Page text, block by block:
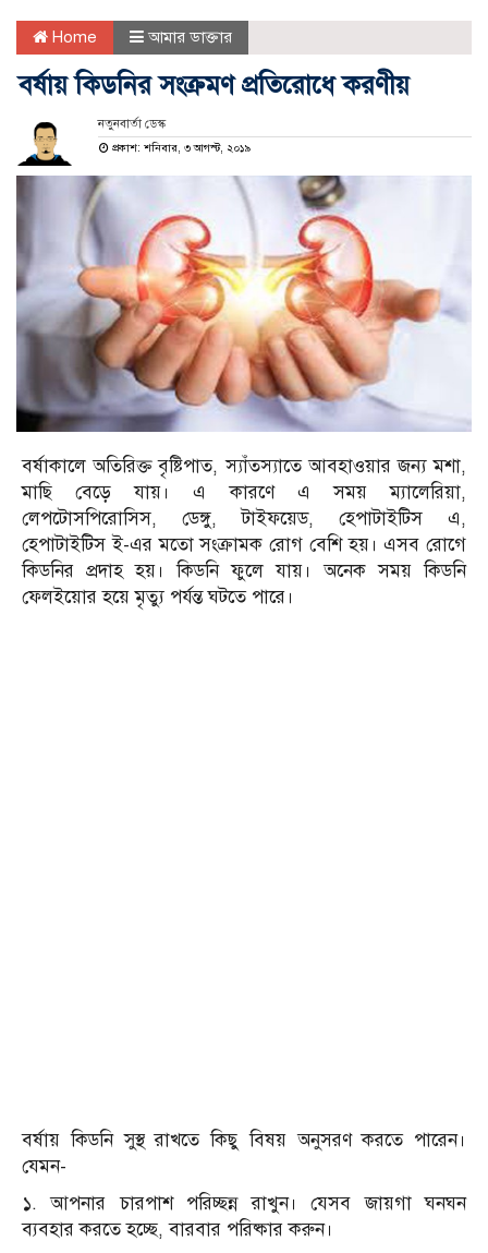
Home আমার ডাক্তার
বর্ষায় কিডনির সংক্রমণ প্রতিরোধে করণীয়
নতুনবার্তা ডেস্ক
প্রকাশ: শনিবার, ৩ আগস্ট, ২০১৯
বর্ষাকালে অতিরিক্ত বৃষ্টিপাত, স্যাঁতস্যাতে আবহাওয়ার জন্য মশা,
মাছি বেড়ে যায়। এ কারণে এ সময় ম্যালেরিয়া,
লেপটোসপিরোসিস, ডেঙ্গু, টাইফয়েড, হেপাটাইটিস এ,
হেপাটাইটিস ই-এর মতো সংক্রামক রোগ বেশি হয়। এসব রোগে
কিডনির প্রদাহ হয়। কিডনি ফুলে যায়। অনেক সময় কিডনি
ফেলইয়োর হয়ে মৃত্যু পর্যন্ত ঘটতে পারে।
বর্ষায় কিডনি সুস্থ রাখতে কিছু বিষয় অনুসরণ করতে পারেন।
যেমন-
১. আপনার চারপাশ পরিচ্ছন্ন রাখুন। যেসব জায়গা ঘনঘন
ব্যবহার করতে হচ্ছে, বারবার পরিষ্কার করুন।